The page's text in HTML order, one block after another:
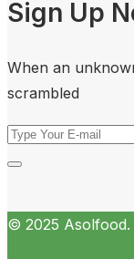
Sign Up
When an
scrambled
© 2025 Asolfood.